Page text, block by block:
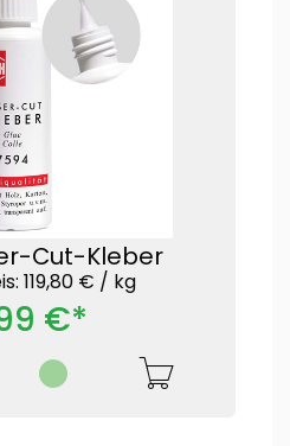
Cut-Kleber
119,80 € / kg
€*